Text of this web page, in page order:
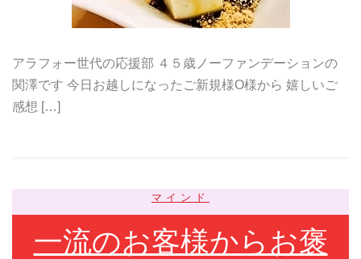
アラフォー世代の応援部 ４５歳ノーファンデーションの
関澤です 今日お越しになったご新規様O様から 嬉しいご
感想 […]
マインド
一流のお客様からお褒